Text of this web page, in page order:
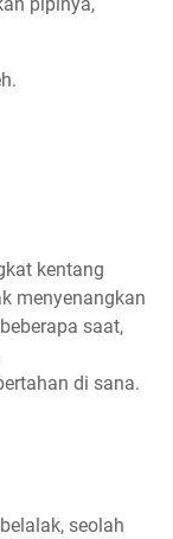
kentang
menyenangkan
saat,
di sana.
seolah